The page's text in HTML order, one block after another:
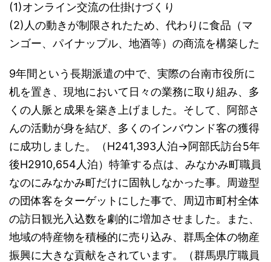
(1)オンライン交流の仕掛けづくり
(2)人の動きが制限されたため、代わりに食品（マ
ンゴー、パイナップル、地酒等）の商流を構築した
9年間という長期派遣の中で、実際の台南市役所に
机を置き、現地において日々の業務に取り組み、多
くの人脈と成果を築き上げました。そして、阿部さ
んの活動が身を結び、多くのインバウンド客の獲得
に成功しました。（H241,393人泊→阿部氏訪台5年
後H2910,654人泊）特筆する点は、みなかみ町職員
なのにみなかみ町だけに固執しなかった事。周遊型
の団体客をターゲットにした事で、周辺市町村全体
の訪日観光入込数を劇的に増加させました。また、
地域の特産物を積極的に売り込み、群馬全体の物産
振興に大きな貢献をされています。（群馬県庁職員